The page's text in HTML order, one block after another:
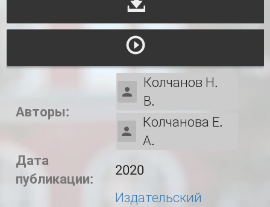
Авторы:
Колчанов Н.
В.
Колчанова Е.
А.
Дата
публикации:
2020
Издательский